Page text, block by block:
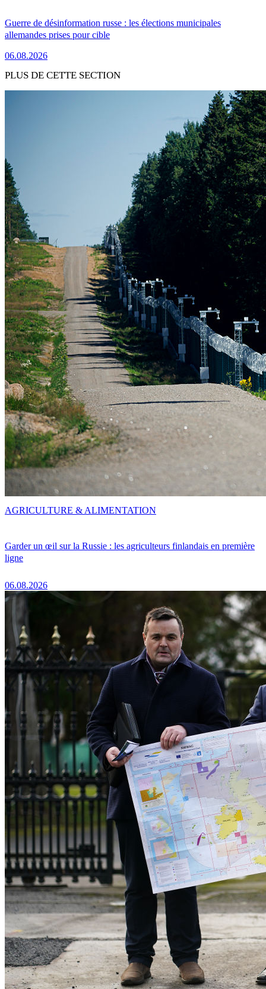
Guerre de désinformation russe : les élections municipales
allemandes prises pour cible
06.08.2026
PLUS DE CETTE SECTION
Garder un œil sur la Russie : les agriculteurs finlandais en première
ligne
06.08.2026
AGRICULTURE & ALIMENTATION